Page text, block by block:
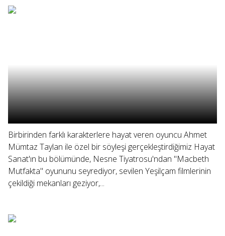
Birbirinden farklı karakterlere hayat veren oyuncu Ahmet
Mümtaz Taylan ile özel bir söyleşi gerçekleştirdiğimiz Hayat
Sanat'ın bu bölümünde, Nesne Tiyatrosu'ndan "Macbeth
Mutfakta" oyununu seyrediyor, sevilen Yeşilçam filmlerinin
çekildiği mekanları geziyor,...